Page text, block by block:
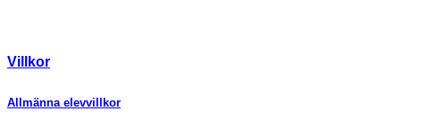
Villkor
Allmänna elevvillkor